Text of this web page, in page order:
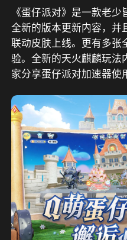
《蛋仔派对》是一款老
全新的版本更新内容，并
联动皮肤上线。更有多张
验。全新的天火麒麟玩法
家分享蛋仔派对加速器使